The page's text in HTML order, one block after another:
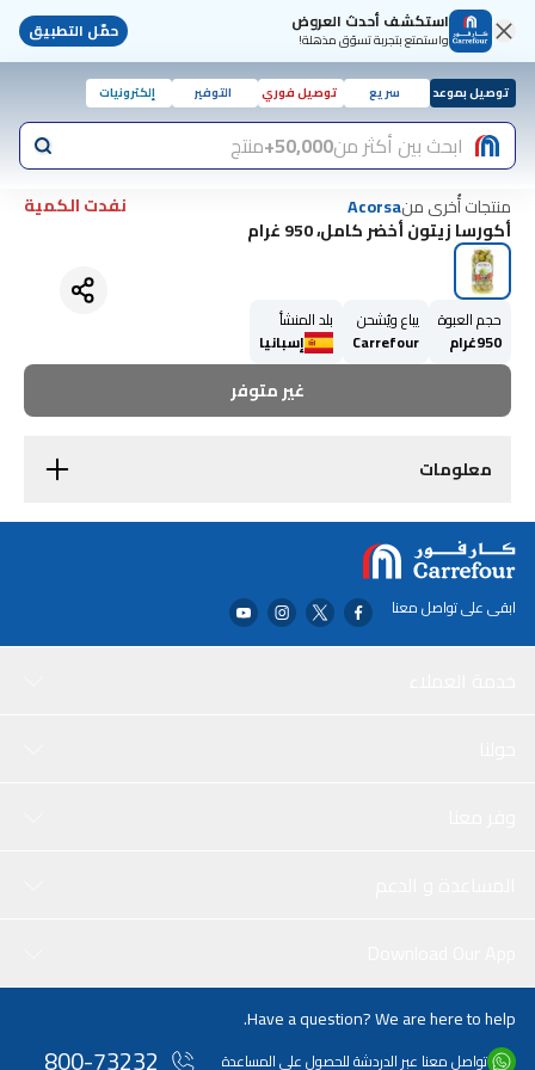
استكشف أحدث العروض
واستمتع بتجربة تسوّق مذهلة! حمّل التطبيق
توصيل بموعد سريع توصيل فوري التوفير إلكترونيات
ابحث بين أكثر من50,000+ منتج
منتجات أُخرى منAcorsa
نفدت الكمية
أكورسا زيتون أخضر كامل، 950 غرام
حجم العبوة
950غرام
يباع ويُشحن
Carrefour
بلد المنشأ
إسبانيا
غير متوفر
معلومات
ابقى على تواصل معنا
Have a question? We are here to help.
تواصل معنا عبر الدردشة للحصول على المساعدة 800-73232